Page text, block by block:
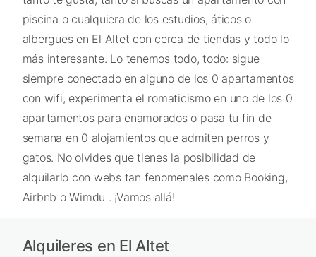
piscina o cualquiera de los estudios, áticos o
albergues en El Altet con cerca de tiendas y todo lo
más interesante. Lo tenemos todo, todo: sigue
siempre conectado en alguno de los 0 apartamentos
con wifi, experimenta el romaticismo en uno de los 0
apartamentos para enamorados o pasa tu fin de
semana en 0 alojamientos que admiten perros y
gatos. No olvides que tienes la posibilidad de
alquilarlo con webs tan fenomenales como Booking,
Airbnb o Wimdu . ¡Vamos allá!
Alquileres en El Altet